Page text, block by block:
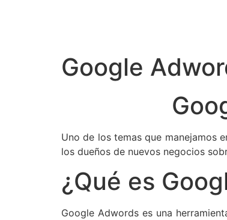
Google
Uno de los temas que manejamos
los dueños de nuevos negocios
¿Qué es
Google Adwords es una